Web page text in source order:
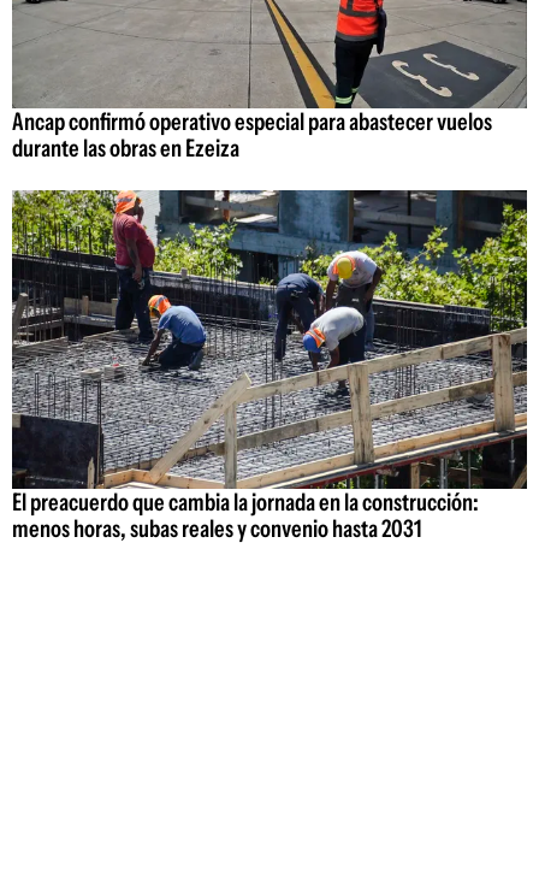
Ancap confirmó operativo especial para abastecer vuelos
durante las obras en Ezeiza
El preacuerdo que cambia la jornada en la construcción:
menos horas, subas reales y convenio hasta 2031